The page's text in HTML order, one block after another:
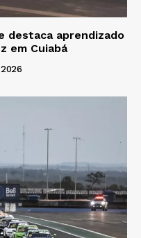
destaca aprendizado
em Cuiabá